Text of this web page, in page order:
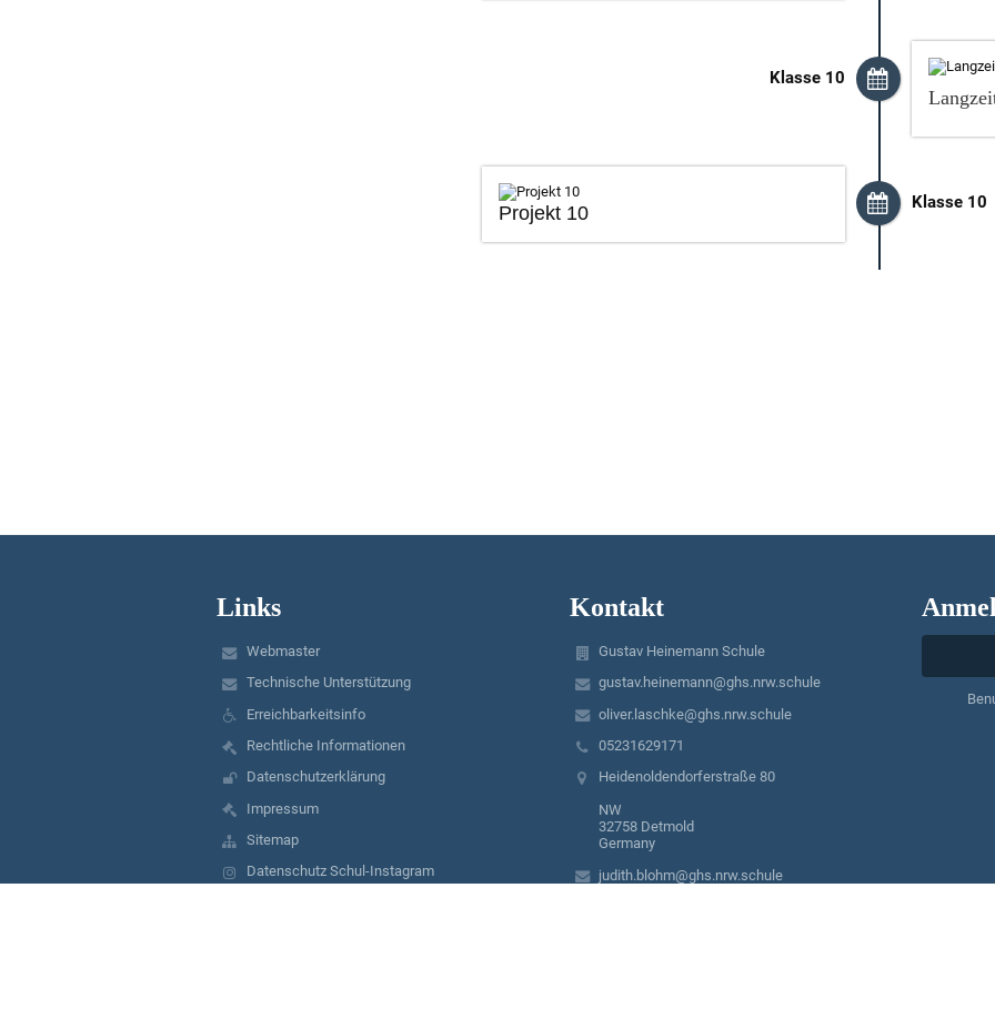
Klasse 10
Klasse 10
Projekt 10
Links
Webmaster
Technische Unterstützung
Erreichbarkeitsinfo
Rechtliche Informationen
Datenschutzerklärung
Impressum
Sitemap
Datenschutz Schul-Instagram
Kontakt
Gustav Heinemann Schule
gustav.heinemann@ghs.nrw.schule
oliver.laschke@ghs.nrw.schule
05231629171
Heidenoldendorferstraße 80
NW
32758 Detmold
Germany
judith.blohm@ghs.nrw.schule